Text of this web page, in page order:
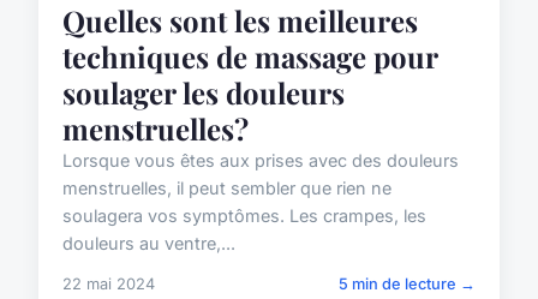
Quelles sont les meilleures
techniques de massage pour
soulager les douleurs
menstruelles?
Lorsque vous êtes aux prises avec des douleurs
menstruelles, il peut sembler que rien ne
soulagera vos symptômes. Les crampes, les
douleurs au ventre,...
22 mai 2024 5 min de lecture →